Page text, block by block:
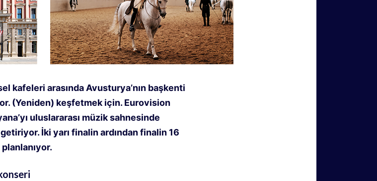
kafeleri arasında Avusturya’nın başkenti
(Yeniden) keşfetmek için. Eurovision
uluslararası müzik sahnesinde
İki yarı finalin ardından finalin 16
planlanıyor.